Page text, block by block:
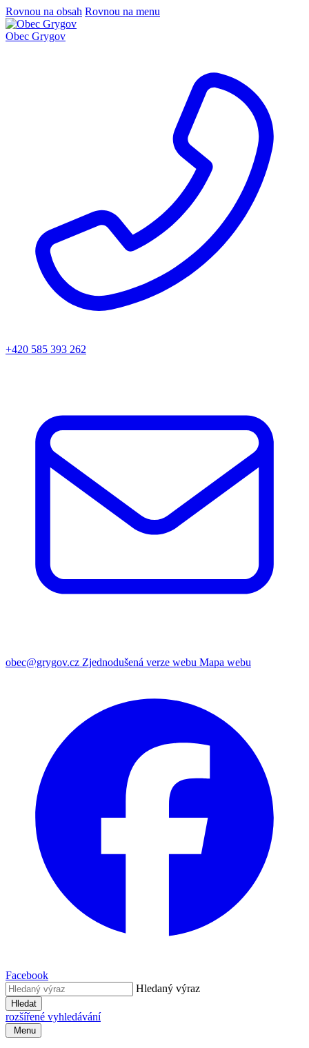
Rovnou na obsah Rovnou na menu
Obec Grygov
+420 585 393 262
obec@grygov.cz Zjednodušená verze webu Mapa webu
Facebook
Hledaný výraz
Hledat
rozšířené vyhledávání
Menu